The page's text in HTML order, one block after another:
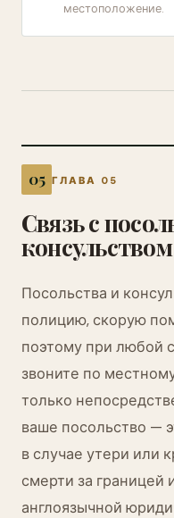
местоположение.
ГЛАВА 05
Связь с
консульством
Посольства и
полицию, скорую
поэтому при любой
звоните по
только
ваше посольство —
в случае утери или
смерти за границей
англоязычной